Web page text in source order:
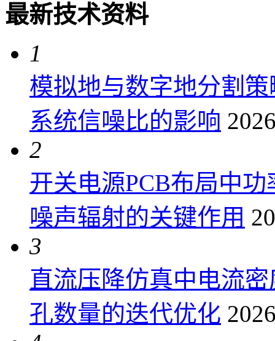
最新技术资料
1
模拟地与数字地分割
系统信噪比的影响
2
开关电源PCB布局中
噪声辐射的关键作用
3
直流压降仿真中电流
孔数量的迭代优化